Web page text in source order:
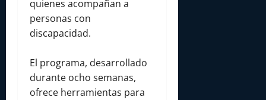
quienes acompañan a
personas con
discapacidad.
El programa, desarrollado
durante ocho semanas,
ofrece herramientas para